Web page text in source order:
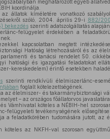
meghatározott egyéb
koordinálja.
állatok kíméletére vonatkozó
szóló, 2004. április 29-i 882/
bekezdésszerinti adatszolgáltatás alapján.
felügyelet érdekében a
kapcsolatban megtett
Hatóság létrehozásáról és az
és tanácsi rendelet 50.
hatósági és igazgatási feladatokat
kereskedelem) érintő esetekben
szerinti rendkívüli élelmiszerlánc-
foglalt kötelezettségének.
az élelmiszer- és takarmánybiztonsági
– az országos főállatorvos
Vámhivatal köteles a NÉBIH-hel
felügyeleti tevékenységének
a feladatkörében tudomására jutott, az
köteles az NKFH-val szorosan